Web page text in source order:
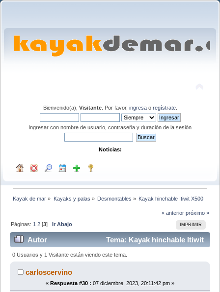
Bienvenido(a), Visitante. Por favor, ingresao regístrate.
Ingresar con nombre de usuario, contraseña y duración de la sesión
Noticias:
Kayak de mar » Kayaks y palas » Desmontables » Kayak hinchable Itiwit X500
« anterior próximo »
IMPRIMIR
Páginas: 1 2 [3]Ir Abajo
Autor
Tema: Kayak hinchable Itiwit
X500 (Leído 123887 veces)
0 Usuarios y 1 Visitante están viendo este tema.
carloscervino
« Respuesta #30 : 07 diciembre, 2023, 20:11:42 pm »